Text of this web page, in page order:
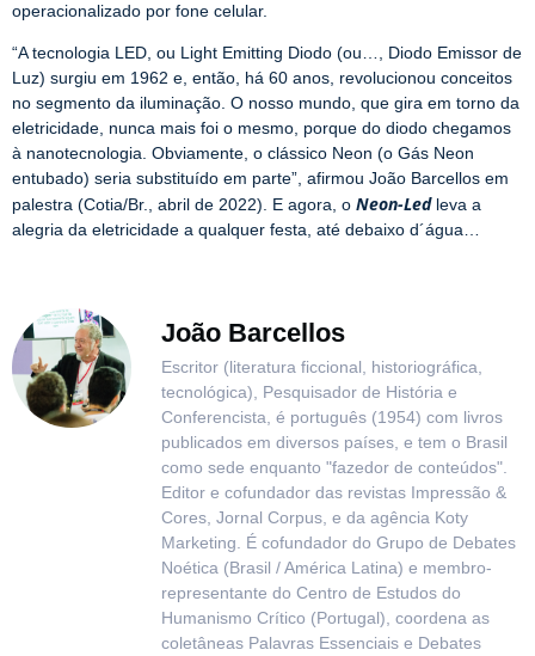
operacionalizado por fone celular.
“A tecnologia LED, ou Light Emitting Diodo (ou…, Diodo Emissor de
Luz) surgiu em 1962 e, então, há 60 anos, revolucionou conceitos
no segmento da iluminação. O nosso mundo, que gira em torno da
eletricidade, nunca mais foi o mesmo, porque do diodo chegamos
à nanotecnologia. Obviamente, o clássico Neon (o Gás Neon
entubado) seria substituído em parte”, afirmou João Barcellos em
palestra (Cotia/Br., abril de 2022). E agora, o Neon-Ledleva a
alegria da eletricidade a qualquer festa, até debaixo d´água…
João Barcellos
Escritor (literatura ficcional, historiográfica,
tecnológica), Pesquisador de História e
Conferencista, é português (1954) com livros
publicados em diversos países, e tem o Brasil
como sede enquanto "fazedor de conteúdos".
Editor e cofundador das revistas Impressão &
Cores, Jornal Corpus, e da agência Koty
Marketing. É cofundador do Grupo de Debates
Noética (Brasil / América Latina) e membro-
representante do Centro de Estudos do
Humanismo Crítico (Portugal), coordena as
coletâneas Palavras Essenciais e Debates